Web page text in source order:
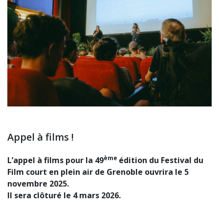
Appel à films !
L’appel à films pour la 49ème édition du Festival du
Film court en plein air de Grenoble ouvrira le 5
novembre 2025.
Il sera clôturé le 4 mars 2026.